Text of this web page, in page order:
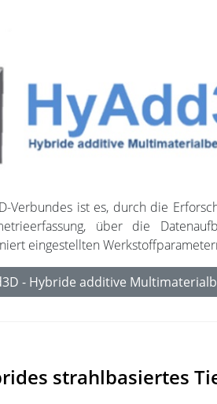
Verbundes ist es, durch die
über die
eingestellten
- Hybride additive
strahlbasiertes